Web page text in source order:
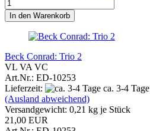
In den Warenkorb
Beck Conrad: Trio 2
VL VA VC
Art.Nr.: ED-10253
Lieferzeit:
ca. 3-4 Tage
(Ausland abweichend)
Versandgewicht: 0,21 kg je Stück
21,00 EUR